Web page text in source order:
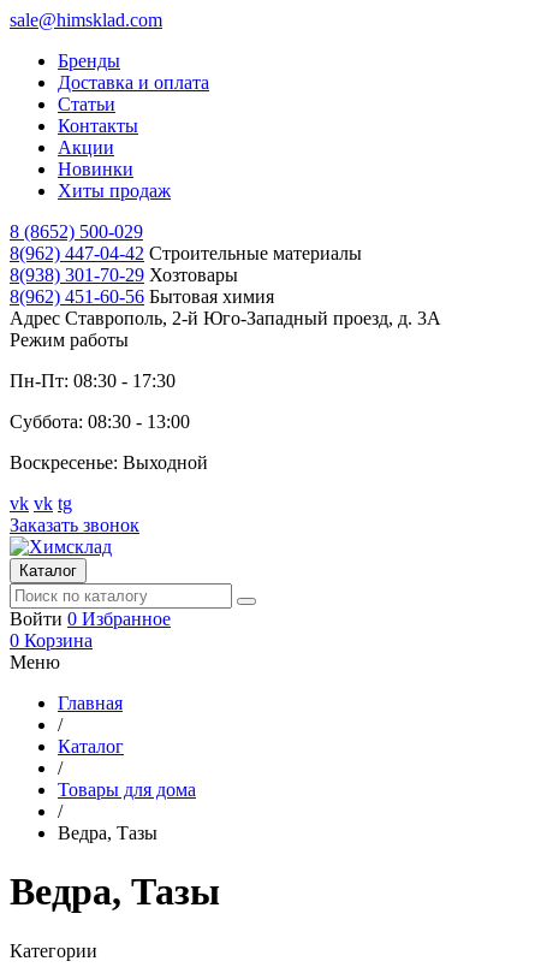
sale@himsklad.com
Бренды
Доставка и оплата
Статьи
Контакты
Акции
Новинки
Хиты продаж
8 (8652) 500-029
8(962) 447-04-42 Строительные материалы
8(938) 301-70-29 Хозтовары
8(962) 451-60-56 Бытовая химия
Адрес Ставрополь, 2-й Юго-Западный проезд, д. 3А
Режим работы
Пн-Пт: 08:30 - 17:30
Суббота: 08:30 - 13:00
Воскресенье: Выходной
vk vk tg
Заказать звонок
Каталог
Войти 0 Избранное
0 Корзина
Меню
Главная
/
Каталог
/
Товары для дома
/
Ведра, Тазы
Ведра, Тазы
Категории